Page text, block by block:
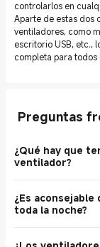
controlarlos en
Aparte de estas dos
ventiladores, como
escritorio USB, etc.,
completa para
Preguntas
¿Qué hay que
ventilador?
Tipos: Los
tipos. Elige entre
¿Es
toda la noche?